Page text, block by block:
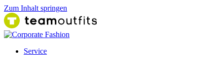
Zum Inhalt springen
Service